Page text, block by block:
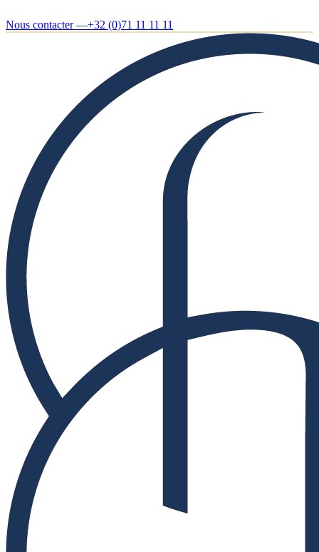
Nous contacter —+32 (0)71 11 11 11